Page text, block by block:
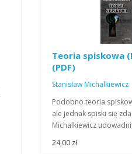
Teoria spiskowa
(PDF)
Stanisław Michalkiewicz
Podobno teoria
ale jednak spiski się
Michalkiewicz
24,00 zł